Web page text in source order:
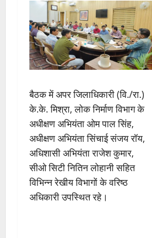
बैठक में अपर जिलाधिकारी (वि./रा.)
के.के. मिश्रा, लोक निर्माण विभाग के
अधीक्षण अभियंता ओम पाल सिंह,
अधीक्षण अभियंता सिंचाई संजय रॉय,
अधिशासी अभियंता राजेश कुमार,
सीओ सिटी नितिन लोहानी सहित
विभिन्न रेखीय विभागों के वरिष्ठ
अधिकारी उपस्थित रहे।